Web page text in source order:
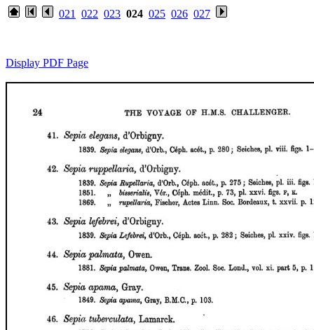
021 022 023 024 025 026 027
Display PDF Page